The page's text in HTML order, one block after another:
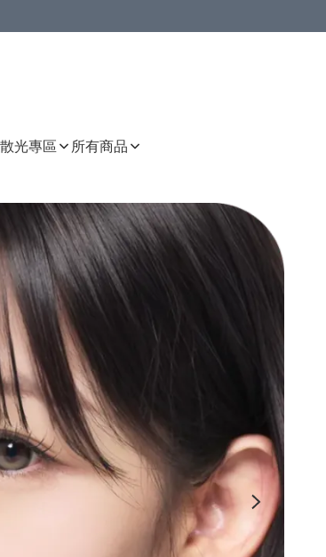
散光專區 所有商品